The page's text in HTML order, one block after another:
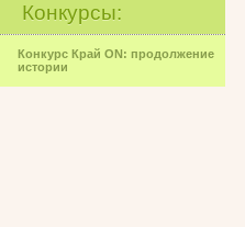
Конкурсы:
Конкурс Край ON: продолжение
истории